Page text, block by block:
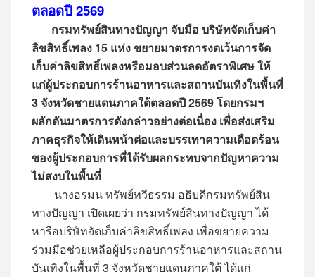
ตลอดปี 2569
​กรมทรัพย์สินทางปัญญา จับมือ บริษัทจัดเก็บค่า
ลิขสิทธิ์เพลง 15 แห่ง ขยายมาตรการงดเว้นการจัด
เก็บค่าลิขสิทธิ์เพลงหรือมอบส่วนลดอัตราพิเศษ ให้
แก่ผู้ประกอบการร้านอาหารและสถานบันเทิงในพื้นที่
3 จังหวัดชายแดนภาคใต้ตลอดปี 2569 โดยกรมฯ
ผลักดันมาตรการดังกล่าวอย่างต่อเนื่อง เพื่อส่งเสริม
ภาคธุรกิจให้เดินหน้าต่อและบรรเทาความเดือดร้อน
ของผู้ประกอบการที่ได้รับผลกระทบจากปัญหาความ
ไม่สงบในพื้นที่
​ นางอรมน ทรัพย์ทวีธรรม อธิบดีกรมทรัพย์สิน
ทางปัญญา เปิดเผยว่า กรมทรัพย์สินทางปัญญา ได้
หารือบริษัทจัดเก็บค่าลิขสิทธิ์เพลง เพื่อขยายความ
ร่วมมือช่วยเหลือผู้ประกอบการร้านอาหารและสถาน
บันเทิงในพื้นที่ 3 จังหวัดชายแดนภาคใต้ ได้แก่